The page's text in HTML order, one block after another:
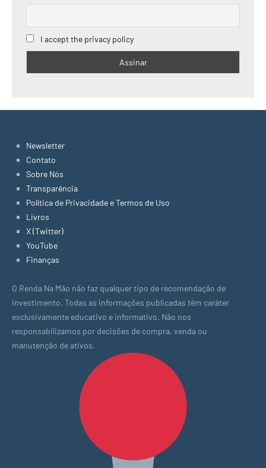
I accept the privacy policy
Newsletter
Contato
Sobre Nós
Transparência
Política de Privacidade e Termos de Uso
Livros
X (Twitter)
YouTube
Finanças
O Renda Na Mão não faz qualquer tipo de recomendação de
investimento. Todas as informações publicadas têm caráter
exclusivamente educativo e informativo. Não nos
responsabilizamos por decisões de compra, venda ou
manutenção de ativos.